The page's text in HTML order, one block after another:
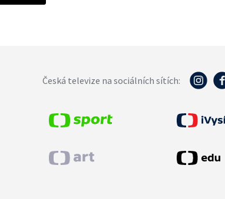
Česká televize na sociálních sítích: